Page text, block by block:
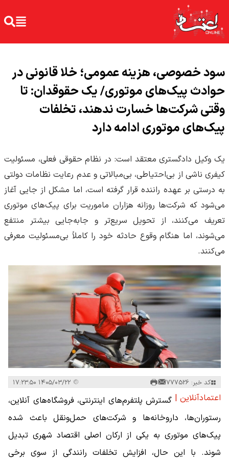
سود خصوصی، هزینه عمومی؛ خلا قانونی در
حوادث پیک‌های موتوری/ یک حقوقدان: تا
وقتی شرکت‌ها خسارت ندهند، تخلفات
پیک‌های موتوری ادامه دارد
یک وکیل دادگستری معتقد است: در نظام حقوقی فعلی، مسئولیت
کیفری ناشی از بی‌احتیاطی، بی‌مبالاتی و عدم رعایت نظامات دولتی
به درستی بر عهده راننده قرار گرفته است، اما مشکل از جایی آغاز
می‌شود که شرکت‌ها روزانه هزاران ماموریت برای پیک‌های موتوری
تعریف می‌کنند، از تحویل سریع‌تر و جابه‌جایی بیشتر منتفع
می‌شوند، اما هنگام وقوع حادثه خود را کاملاً بی‌مسئولیت معرفی
می‌کنند.
کد خبر: 777526
اعتمادآنلاین | گسترش پلتفرم‌های اینترنتی، فروشگاه‌های آنلاین،
رستوران‌ها، داروخانه‌ها و شرکت‌های حمل‌ونقل باعث شده
پیک‌های موتوری به یکی از ارکان اصلی اقتصاد شهری تبدیل
شوند. با این حال، افزایش تخلفات رانندگی از سوی برخی